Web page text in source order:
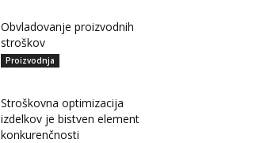
Obvladovanje proizvodnih
stroškov
Proizvodnja
Stroškovna optimizacija
izdelkov je bistven element
konkurenčnosti